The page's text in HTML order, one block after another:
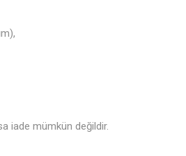
iade mümkün değildir.